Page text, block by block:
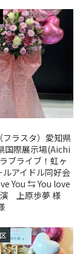
フラスタ）愛知県
国際展示場(Aichi
ブライブ！虹ヶ
アイドル同好会
You ⇆ You love
演 上原歩夢 様